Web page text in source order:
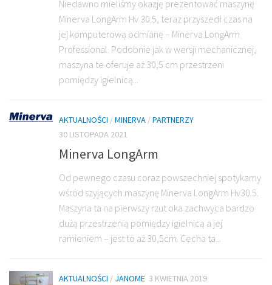
Niedawno mieliśmy okazję prezentować maszynę
Minerva LongArm Hv 30.5, teraz przyszedł czas na
jej komputerową odmianę – Minerva LongArm
Professional. Podobnie jak w wersji mechanicznej,
maszyna te oferuje aż 30,5 cm przestrzeni
pomiędzy igielnicą...
AKTUALNOŚCI /MINERVA /PARTNERZY
30 LISTOPADA 2021
Minerva LongArm
Od pewnego czasu coraz powszechniej spotykamy
wśród szyjących maszynę Minerva LongArm Hv30.5.
Maszyna ta na pierwszy rzut oka zachwyca bardzo
dużą przestrzenią pomiędzy igielnicą a jej
ramieniem – jest to aż 30,5cm. Cecha ta...
AKTUALNOŚCI / JANOME 3 KWIETNIA 2019